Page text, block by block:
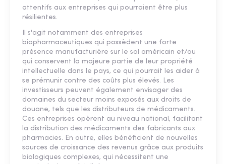
attentifs aux entreprises qui pourraient être plus
résilientes.
Il s'agit notamment des entreprises
biopharmaceutiques qui possèdent une forte
présence manufacturière sur le sol américain et/ou
qui conservent la majeure partie de leur propriété
intellectuelle dans le pays, ce qui pourrait les aider à
se prémunir contre des coûts plus élevés. Les
investisseurs peuvent également envisager des
domaines du secteur moins exposés aux droits de
douane, tels que les distributeurs de médicaments.
Ces entreprises opèrent au niveau national, facilitant
la distribution des médicaments des fabricants aux
pharmacies. En outre, elles bénéficient de nouvelles
sources de croissance des revenus grâce aux produits
biologiques complexes, qui nécessitent une